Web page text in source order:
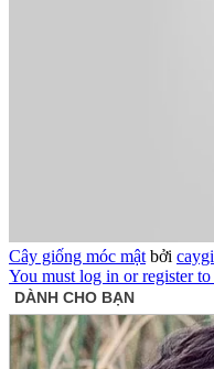
Cây giống móc mật bởi
You must log in or register